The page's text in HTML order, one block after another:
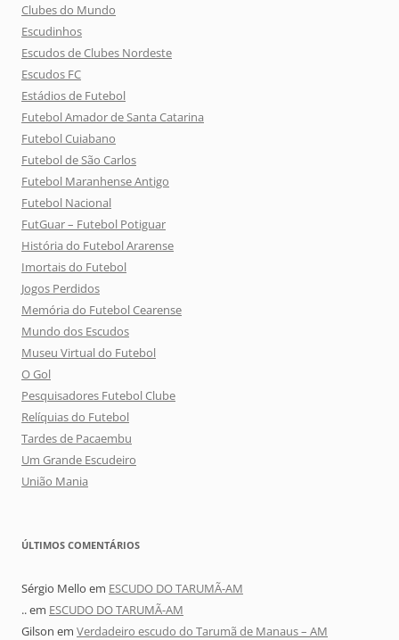
Clubes do Mundo
Escudinhos
Escudos de Clubes Nordeste
Escudos FC
Estádios de Futebol
Futebol Amador de Santa Catarina
Futebol Cuiabano
Futebol de São Carlos
Futebol Maranhense Antigo
Futebol Nacional
FutGuar – Futebol Potiguar
História do Futebol Ararense
Imortais do Futebol
Jogos Perdidos
Memória do Futebol Cearense
Mundo dos Escudos
Museu Virtual do Futebol
O Gol
Pesquisadores Futebol Clube
Relíquias do Futebol
Tardes de Pacaembu
Um Grande Escudeiro
União Mania
ÚLTIMOS COMENTÁRIOS
Sérgio Mello em ESCUDO DO TARUMÃ-AM
..em ESCUDO DO TARUMÃ-AM
Gilson em Verdadeiro escudo do Tarumã de Manaus – AM